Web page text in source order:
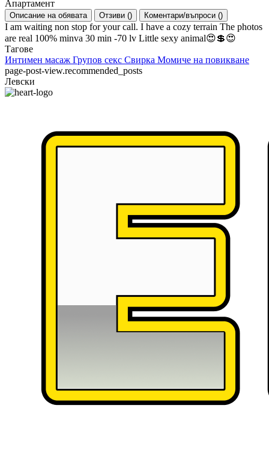
Апартамент
Описание на обявата Отзиви () Коментари/въпроси ()
I am waiting non stop for your call. I have a cozy terrain The photos
are real 100% minva 30 min -70 lv Little sexy animal😍💲😍
Тагове
Интимен масаж Групов секс Свирка Момиче на повикване
page-post-view.recommended_posts
Левски